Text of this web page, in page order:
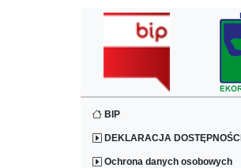
BIP
DEKLARACJA DOSTĘPNOŚCI
Ochrona danych osobowych